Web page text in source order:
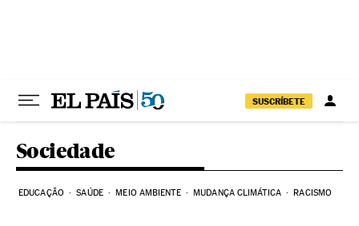
SUSCRÍBETE
Sociedade
EDUCAÇÃO SAÚDE MEIO AMBIENTE MUDANÇA CLIMÁTICA RACISMO